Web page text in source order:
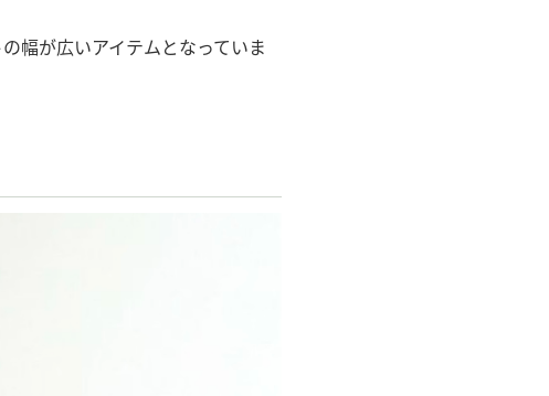
幅が広いアイテムとなっていま